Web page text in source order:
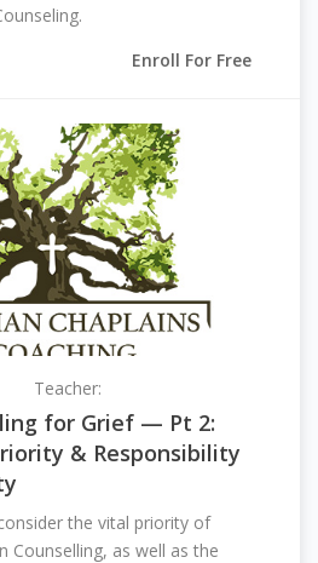
Enroll For Free
Teacher:
for Grief — Pt 2:
& Responsibility
the vital priority of
Counselling, as well as the